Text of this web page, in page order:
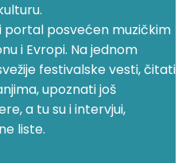
portal posvećen muzičkim
i Evropi. Na jednom
festivalske vesti, čitati
upoznati još
a tu su i intervjui,
liste.